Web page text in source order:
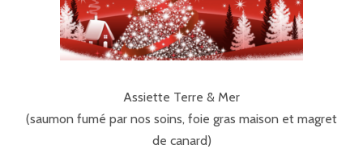
Assiette Terre & Mer
(saumon fumé par nos soins, foie gras maison et magret
de canard)